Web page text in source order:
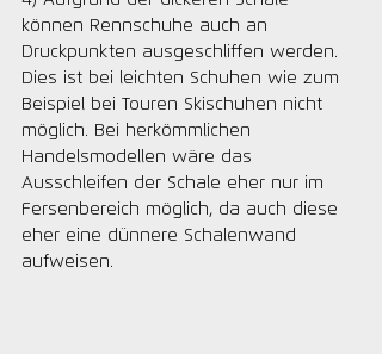
können Rennschuhe auch an
Druckpunkten ausgeschliffen werden.
Dies ist bei leichten Schuhen wie zum
Beispiel bei Touren Skischuhen nicht
möglich. Bei herkömmlichen
Handelsmodellen wäre das
Ausschleifen der Schale eher nur im
Fersenbereich möglich, da auch diese
eher eine dünnere Schalenwand
aufweisen.